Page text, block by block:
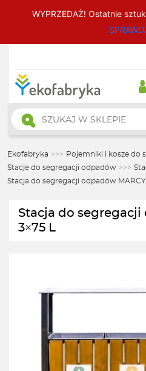
WYPRZEDAŻ! Ostatnie
Wyszukiwarka
produktów
Ekofabryka >>> Pojemniki i kosze do
Stacje do segregacji odpadów >>>
Stacja do segregacji odpadów MARCY
Stacja do segregacji
3×75 L